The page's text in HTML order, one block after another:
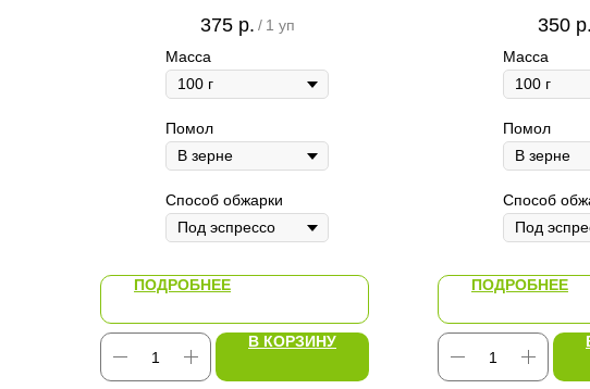
375 р. / 1 уп
Масса
Помол
Способ обжарки
ПОДРОБНЕЕ
В КОРЗИНУ
350 р.
Масса
Помол
Способ
ПОДРОБНЕЕ